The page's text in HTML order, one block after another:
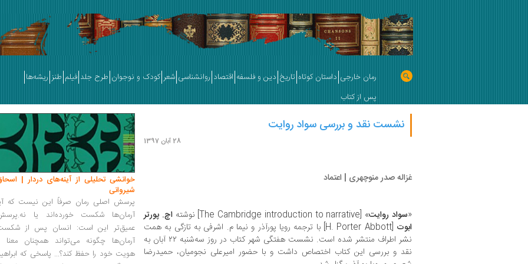
رمان خارجی داستان کوتاه تاریخ دین و فلسفه اقتصاد روانشناسی شعر کودک و نوجوان طرح جلد فیلم طنز ریشه‌ها
پس از کتاب
نشست نقد و بررسی سواد روایت
28 آبان 1397
غزاله صدر منوچهری | اعتماد
«سواد روایت» [The Cambridge introduction to narrative] نوشته
اچ. پورتر
ابوت
[H. Porter Abbott] با ترجمه رویا پورآذر و نیما م. اشرفی به تازگی به همت
نشر اطراف منتشر شده است. نشست هفتگی شهر کتاب در روز سه‌شنبه ۲۲ آبان به
نقد و بررسی این کتاب اختصاص داشت و با حضور امیرعلی نجومیان، حمیدرضا
خوانشی تحلیلی از آینه‌های دردار |
شیروانی
پرسش اصلی رمان صرفاً این نیست که
آرمان‌ها شکست خورده‌اند یا
عمیق‌تر این است: انسان پس از
آرمان‌ها چگونه می‌تواند همچنان معنا
هویت خود را حفظ کند؟... پاسخی که